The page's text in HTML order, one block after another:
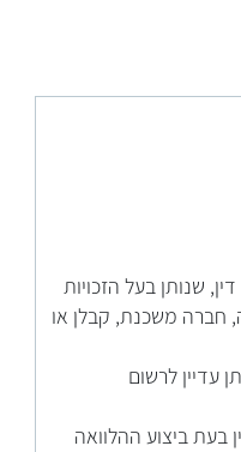
שנותן בעל הזכויות
חברה משכנת, קבלן או
עדיין לרשום
בעת ביצוע ההלוואה